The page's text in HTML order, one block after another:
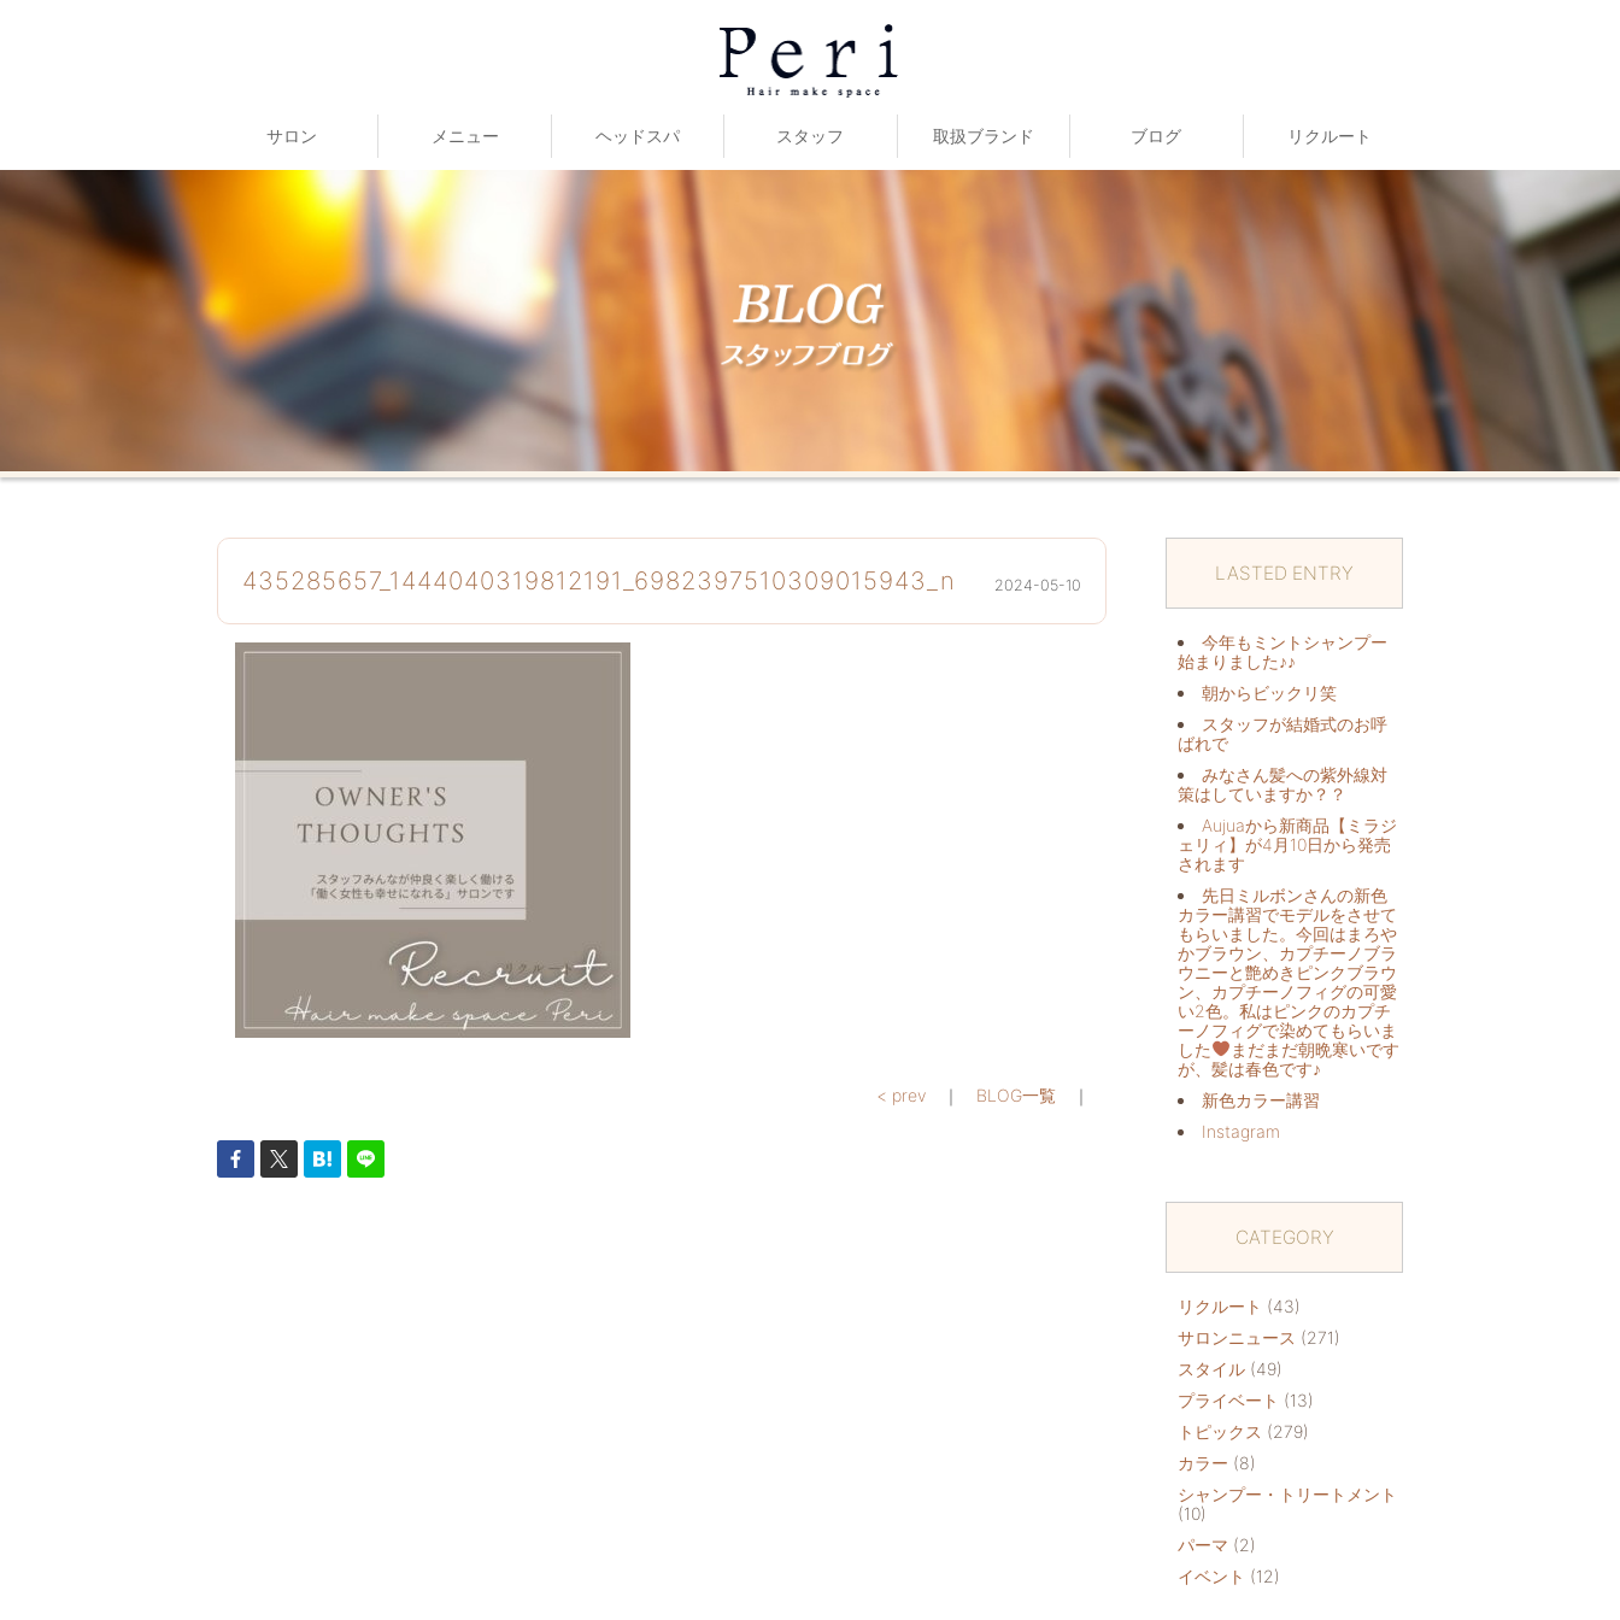
サロン メニュー ヘッドスパ スタッフ 取扱ブランド ブログ リクルート
435285657_1444040319812191_6982397510309015943_n 2024-05-10
< prev ｜ BLOG一覧 ｜
LASTED ENTRY
今年もミントシャンプー
始まりました♪♪
朝からビックリ️笑
スタッフが結婚式のお呼
ばれで
みなさん髪への紫外線対
策はしていますか？？
Aujuaから新商品【ミラジ
ェリィ】が4月10日から発売
されます
先日ミルボンさんの新色
カラー講習でモデルをさせて
もらいました。今回はまろや
かブラウン、カプチーノブラ
ウニーと艶めきピンクブラウ
ン、カプチーノフィグの可愛
い2色。私はピンクのカプチ
ーノフィグで染めてもらいま
した
まだまだ朝晩寒いです
が、髪は春色です♪
新色カラー講習
Instagram
CATEGORY
リクルート (43)
サロンニュース (271)
スタイル (49)
プライベート (13)
トピックス (279)
カラー (8)
シャンプー・トリートメント
(10)
パーマ (2)
イベント (12)